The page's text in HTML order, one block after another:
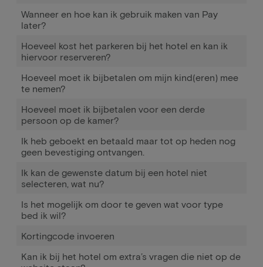
Wanneer en hoe kan ik gebruik maken van Pay
later?
Hoeveel kost het parkeren bij het hotel en kan ik
hiervoor reserveren?
Hoeveel moet ik bijbetalen om mijn kind(eren) mee
te nemen?
Hoeveel moet ik bijbetalen voor een derde
persoon op de kamer?
Ik heb geboekt en betaald maar tot op heden nog
geen bevestiging ontvangen.
Ik kan de gewenste datum bij een hotel niet
selecteren, wat nu?
Is het mogelijk om door te geven wat voor type
bed ik wil?
Kortingcode invoeren
Kan ik bij het hotel om extra’s vragen die niet op de